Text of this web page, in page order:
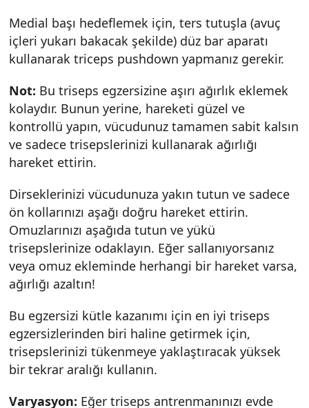
Medial başı hedeflemek için, ters tutuşla (avuç
içleri yukarı bakacak şekilde) düz bar aparatı
kullanarak triceps pushdown yapmanız gerekir.
Not: Bu triseps egzersizine aşırı ağırlık eklemek
kolaydır. Bunun yerine, hareketi güzel ve
kontrollü yapın, vücudunuz tamamen sabit kalsın
ve sadece trisepslerinizi kullanarak ağırlığı
hareket ettirin.
Dirseklerinizi vücudunuza yakın tutun ve sadece
ön kollarınızı aşağı doğru hareket ettirin.
Omuzlarınızı aşağıda tutun ve yükü
trisepslerinize odaklayın. Eğer sallanıyorsanız
veya omuz ekleminde herhangi bir hareket varsa,
ağırlığı azaltın!
Bu egzersizi kütle kazanımı için en iyi triseps
egzersizlerinden biri haline getirmek için,
trisepslerinizi tükenmeye yaklaştıracak yüksek
bir tekrar aralığı kullanın.
Varyasyon: Eğer triseps antrenmanınızı evde